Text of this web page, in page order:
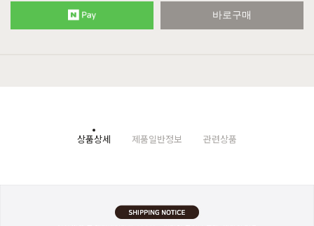
바로구매
상품상세 제품일반정보 관련상품